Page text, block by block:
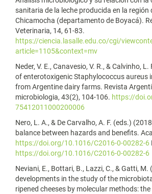
sanitaria de la leche producida en la región
Chicamocha (departamento de Boyacá).
Veterinaria, 14, 61-83.
https://ciencia.lasalle.edu.co/cgi/
article=1105&context=mv
Neder, V. E., Canavesio, V. R., & Calvinho,
of enterotoxigenic Staphylococcus aureus
from Argentine dairy farms. Revista
microbiologia, 43(2), 104-106. https://
75412011000200006
Nero, L. A., & De Carvalho, A. F. (eds.)
balance between hazards and benefits.
https://doi.org/10.1016/C2016-0-00282-6
https://doi.org/10.1016/C2016-0-00282-6
Neviani, E., Bottari, B., Lazzi, C., & Gatti, M.
developments in the study of the
ripened cheeses by molecular methods: